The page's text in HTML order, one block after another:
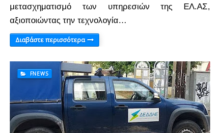
μετασχηματισμό των υπηρεσιών της ΕΛ.ΑΣ,
αξιοποιώντας την τεχνολογία…
Διαβάστε περισσότερα
FNEWS